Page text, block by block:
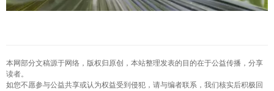
本网部分文稿源于网络，版权归原创，本站整理发表的目的在于公益传播，分享
读者。
如您不愿参与公益共享或认为权益受到侵犯，请与编者联系，我们核实后积极回